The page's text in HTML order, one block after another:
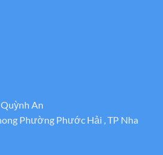
An
Phường Phước Hải , TP Nha